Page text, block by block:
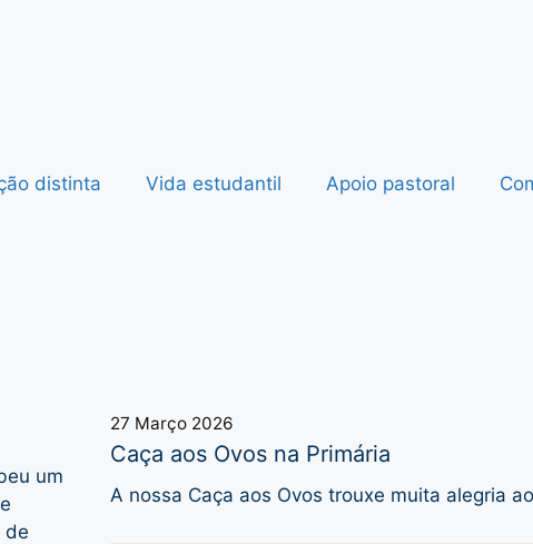
distinta Vida estudantil Apoio pastoral
um
de
27 Março 2026
Caça aos Ovos na Primária
A nossa Caça aos Ovos trouxe muita alegria